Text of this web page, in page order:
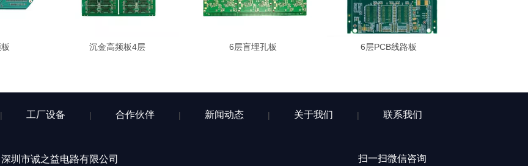
沉金高频板4层 6层盲埋孔板 6层PCB线路板
| 工厂设备 | 合作伙伴 | 新闻动态 | 关于我们 | 联系我们
深圳市诚之益电路有限公司 扫一扫微信咨询